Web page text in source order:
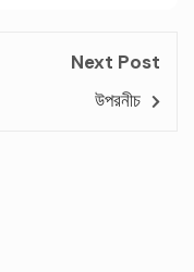
Next Post
উপরনীচ